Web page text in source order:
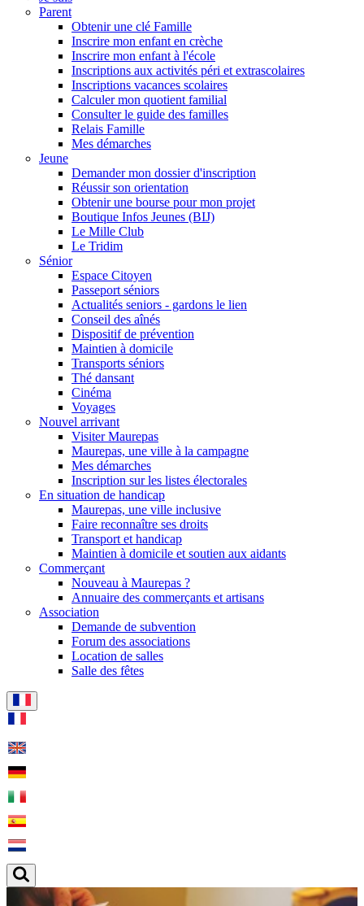
Parent
Obtenir une clé Famille
Inscrire mon enfant en crèche
Inscrire mon enfant à l'école
Inscriptions aux activités péri et extrascolaires
Inscriptions vacances scolaires
Calculer mon quotient familial
Consulter le guide des familles
Relais Famille
Mes démarches
Jeune
Demander mon dossier d'inscription
Réussir son orientation
Obtenir une bourse pour mon projet
Boutique Infos Jeunes (BIJ)
Le Mille Club
Le Tridim
Sénior
Espace Citoyen
Passeport séniors
Actualités seniors - gardons le lien
Conseil des aînés
Dispositif de prévention
Maintien à domicile
Transports séniors
Thé dansant
Cinéma
Voyages
Nouvel arrivant
Visiter Maurepas
Maurepas, une ville à la campagne
Mes démarches
Inscription sur les listes électorales
En situation de handicap
Maurepas, une ville inclusive
Faire reconnaître ses droits
Transport et handicap
Maintien à domicile et soutien aux aidants
Commerçant
Nouveau à Maurepas ?
Annuaire des commerçants et artisans
Association
Demande de subvention
Forum des associations
Location de salles
Salle des fêtes